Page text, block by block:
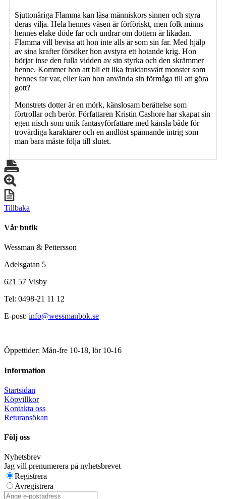
Sjuttonåriga Flamma kan läsa människors sinnen och styra
deras vilja. Hela hennes väsen är förföriskt, men folk minns
hennes elake döde far och undrar om dottern är likadan.
Flamma vill bevisa att hon inte alls är som sin far. Med hjälp
av sina krafter försöker hon avstyra ett hotande krig. Hon
börjar inse den fulla vidden av sin styrka och den skrämmer
henne. Kommer hon att bli ett lika fruktansvärt monster som
hennes far var, eller kan hon använda sin förmåga till att göra
gott?
Monstrets dotter är en mörk, känslosam berättelse som
förtrollar och berör. Författaren Kristin Cashore har skapat sin
egen nisch som unik fantasyförfattare med känsla både för
trovärdiga karaktärer och en andlöst spännande intrig som
man bara måste följa till slutet.
Tillbaka
Vår butik
Wessman & Pettersson
Adelsgatan 5
621 57 Visby
Tel: 0498-21 11 12
E-post: info@wessmanbok.se
Öppettider: Mån-fre 10-18, lör 10-16
Information
Startsidan
Köpvillkor
Kontakta oss
Returansökan
Följ oss
Nyhetsbrev
Jag vill prenumerera på nyhetsbrevet
Registrera
Avregistrera